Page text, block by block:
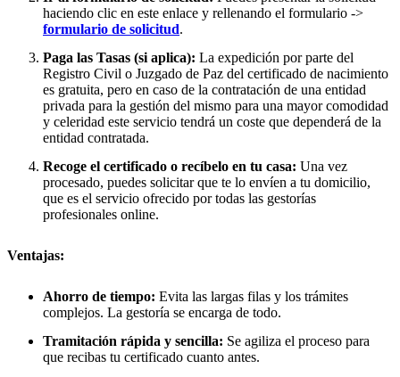
haciendo clic en este enlace y rellenando el formulario ->
formulario de solicitud.
Paga las Tasas (si aplica): La expedición por parte del
Registro Civil o Juzgado de Paz del certificado de nacimiento
es gratuita, pero en caso de la contratación de una entidad
privada para la gestión del mismo para una mayor comodidad
y celeridad este servicio tendrá un coste que dependerá de la
entidad contratada.
Recoge el certificado o recíbelo en tu casa: Una vez
procesado, puedes solicitar que te lo envíen a tu domicilio,
que es el servicio ofrecido por todas las gestorías
profesionales online.
Ventajas:
Ahorro de tiempo: Evita las largas filas y los trámites
complejos. La gestoría se encarga de todo.
Tramitación rápida y sencilla: Se agiliza el proceso para
que recibas tu certificado cuanto antes.